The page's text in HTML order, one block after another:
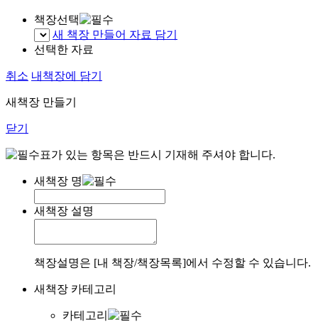
책장선택
새 책장 만들어 자료 담기
선택한 자료
취소 내책장에 담기
새책장 만들기
닫기
표가 있는 항목은 반드시 기재해 주셔야 합니다.
새책장 명
새책장 설명
책장설명은 [내 책장/책장목록]에서 수정할 수 있습니다.
새책장 카테고리
카테고리